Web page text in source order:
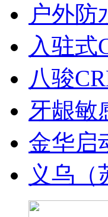
户外防
入驻式
八骏
牙龈敏
金华启
义乌（